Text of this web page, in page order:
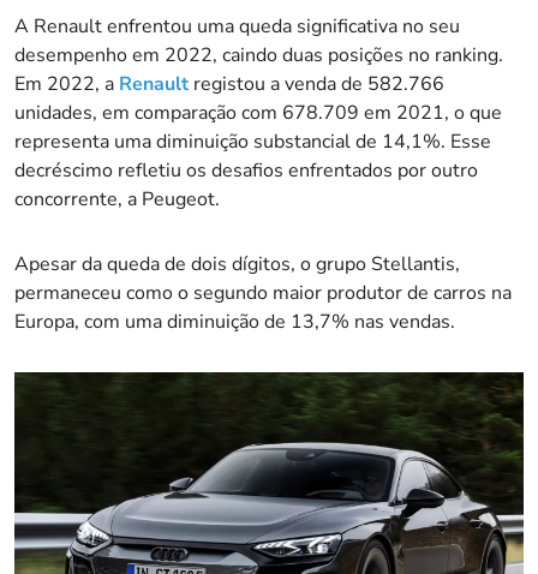
A Renault enfrentou uma queda significativa no seu
desempenho em 2022, caindo duas posições no ranking.
Em 2022, a Renault registou a venda de 582.766
unidades, em comparação com 678.709 em 2021, o que
representa uma diminuição substancial de 14,1%. Esse
decréscimo refletiu os desafios enfrentados por outro
concorrente, a Peugeot.
Apesar da queda de dois dígitos, o grupo Stellantis,
permaneceu como o segundo maior produtor de carros na
Europa, com uma diminuição de 13,7% nas vendas.